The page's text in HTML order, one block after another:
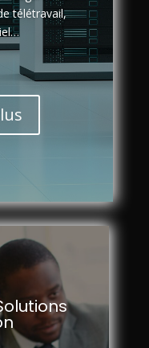
télétravail,